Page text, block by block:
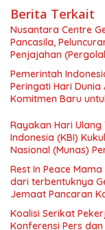
Berita Terkait
Nusantara Centre
Pancasila,
Penjajahan
Simposium
Nasional dan
Menuju Indonesia
Pemerintah
Peringati Hari
Komitmen Baru
Rayakan Hari Ulang
Indonesia (KBI)
Nasional (Munas)
Pengembangan
Indonesia dan
Rest In Peace
dari terbentuknya
Jemaat Pancaran
Koalisi Serikat
Konferensi Pers